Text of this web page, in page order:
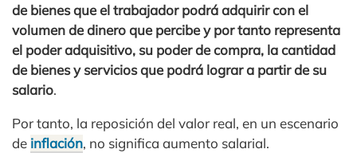
de bienes que el trabajador podrá adquirir con el
volumen de dinero que percibe y por tanto representa
el poder adquisitivo, su poder de compra, la cantidad
de bienes y servicios que podrá lograr a partir de su
salario.
Por tanto, la reposición del valor real, en un escenario
de inflación, no significa aumento salarial.